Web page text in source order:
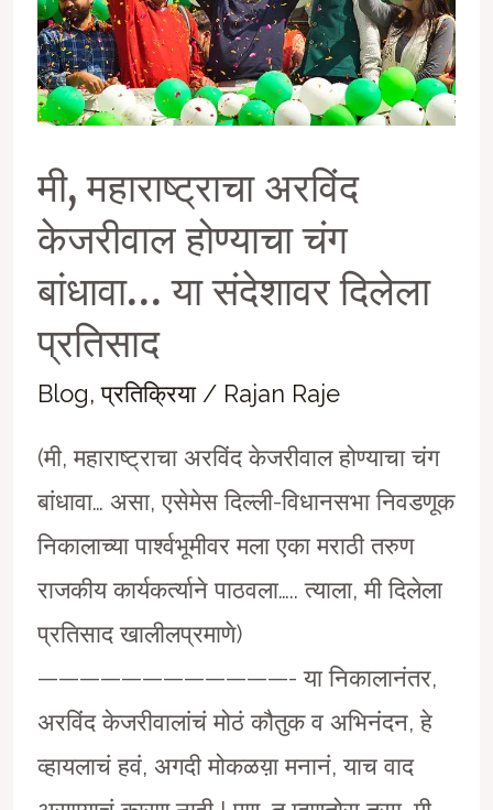
आगळावेगळा;
पण,
मराठी
दृष्टीकोनातून
महत्त्वपूर्ण
अन्वयार्थ…..
मी, महाराष्ट्राचा अरविंद
केजरीवाल होण्याचा चंग
बांधावा… या संदेशावर दिलेला
प्रतिसाद
Blog,प्रतिक्रिया/ Rajan Raje
(मी, महाराष्ट्राचा अरविंद केजरीवाल होण्याचा चंग
बांधावा… असा, एसेमेस दिल्ली-विधानसभा निवडणूक
निकालाच्या पार्श्वभूमीवर मला एका मराठी तरुण
राजकीय कार्यकर्त्याने पाठवला….. त्याला, मी दिलेला
प्रतिसाद खालीलप्रमाणे)
————————————- या निकालानंतर,
अरविंद केजरीवालांचं मोठं कौतुक व अभिनंदन, हे
व्हायलाचं हवं, अगदी मोकळय़ा मनानं, याच वाद